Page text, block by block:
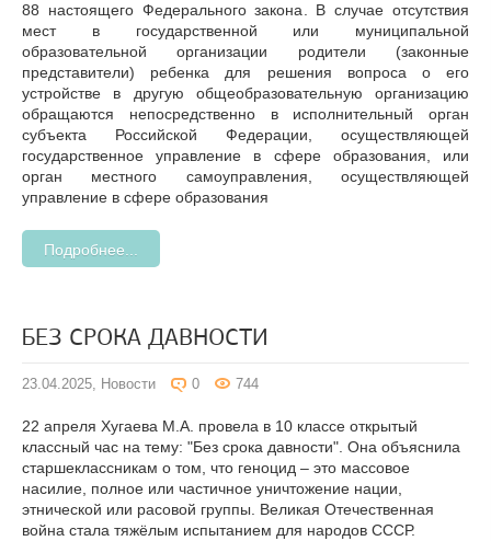
88 настоящего Федерального закона. В случае отсутствия
мест в государственной или муниципальной
образовательной организации родители (законные
представители) ребенка для решения вопроса о его
устройстве в другую общеобразовательную организацию
обращаются непосредственно в исполнительный орган
субъекта Российской Федерации, осуществляющей
государственное управление в сфере образования, или
орган местного самоуправления, осуществляющей
управление в сфере образования
Подробнее...
БЕЗ СРОКА ДАВНОСТИ
23.04.2025, Новости 0 744
22 апреля Хугаева М.А. провела в 10 классе открытый
классный час на тему: "Без срока давности". Она объяснила
старшеклассникам о том, что геноцид – это массовое
насилие, полное или частичное уничтожение нации,
этнической или расовой группы. Великая Отечественная
война стала тяжёлым испытанием для народов СССР.